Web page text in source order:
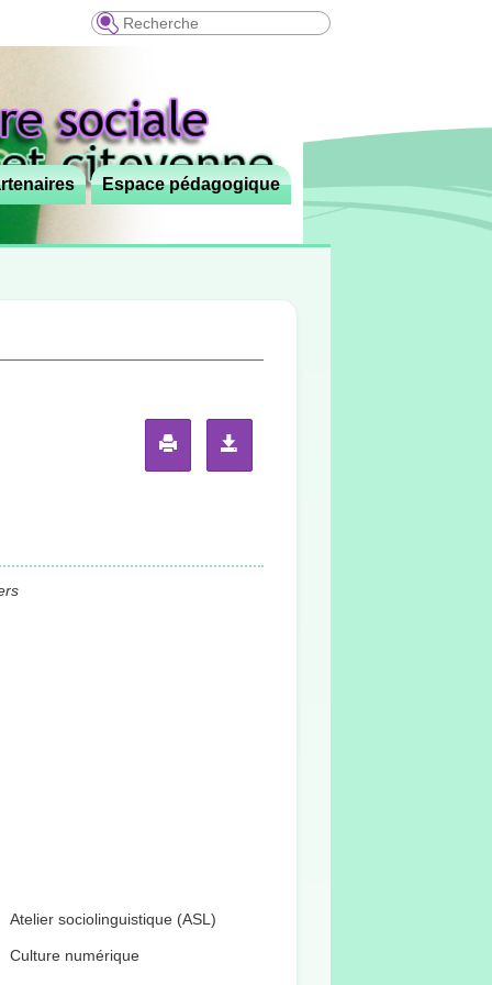
Recherche
Espace pédagogique
Atelier sociolinguistique (ASL)
Culture numérique